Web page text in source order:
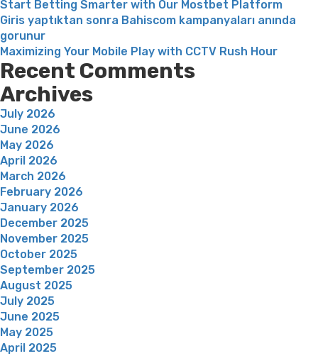
Start Betting Smarter with Our Mostbet Platform
Giris yaptıktan sonra Bahiscom kampanyaları anında
gorunur
Maximizing Your Mobile Play with CCTV Rush Hour
Recent Comments
Archives
July 2026
June 2026
May 2026
April 2026
March 2026
February 2026
January 2026
December 2025
November 2025
October 2025
September 2025
August 2025
July 2025
June 2025
May 2025
April 2025